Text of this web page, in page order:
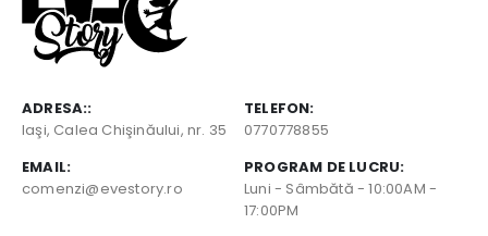
ADRESA::
Iaşi, Calea Chişinăului, nr. 35
TELEFON:
0770778855
EMAIL:
comenzi@evestory.ro
PROGRAM DE LUCRU:
Luni - Sâmbătă - 10:00AM -
17:00PM